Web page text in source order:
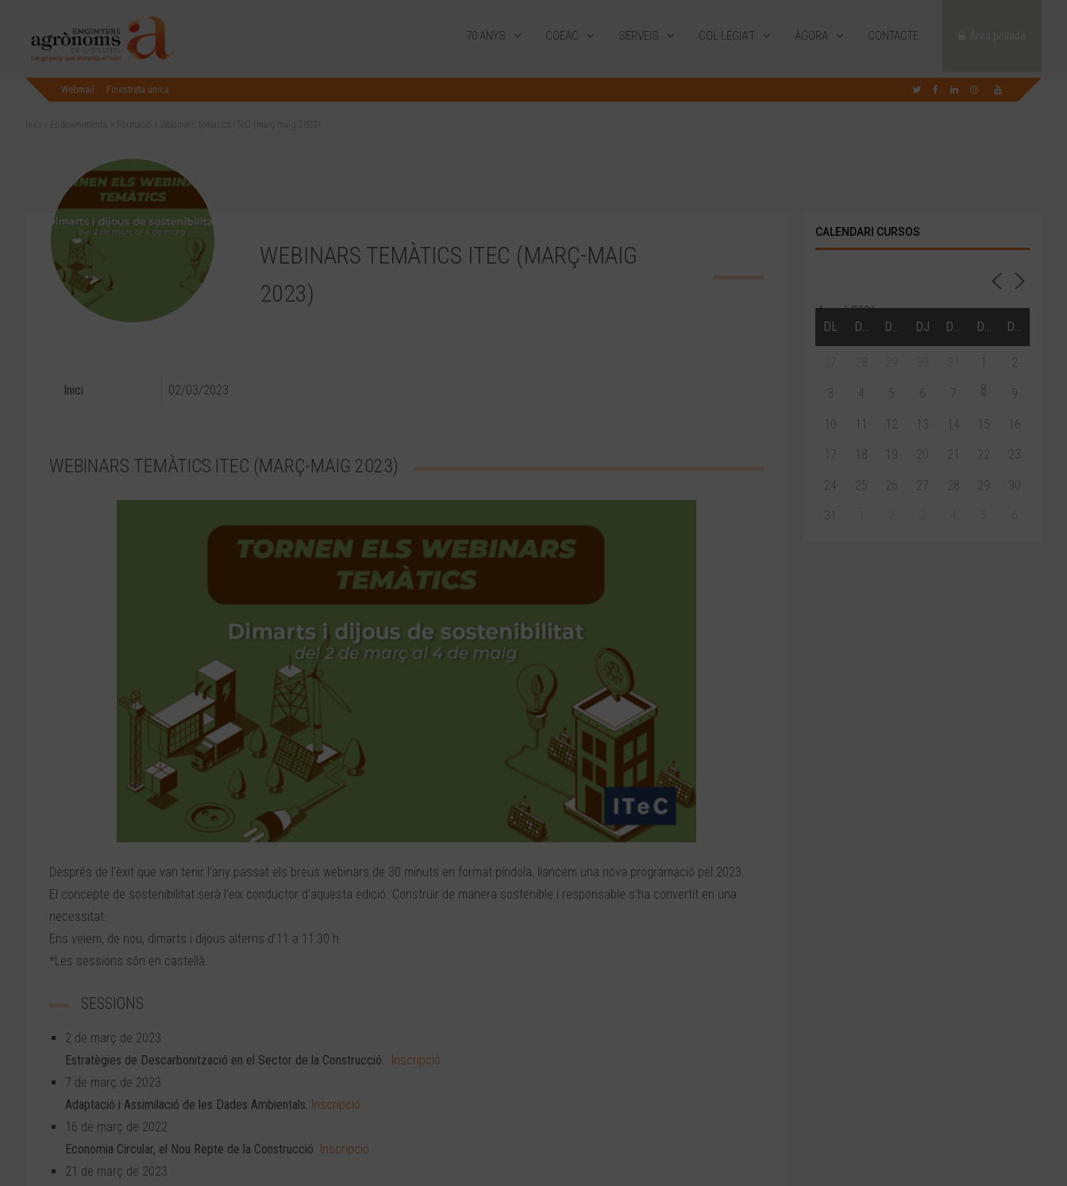
70 ANYS COEAC SERVEIS COL·LEGIA’T ÀGORA CONTACTE
Webmail Finestreta única
WEBINARS TEMÀTICS ITEC (MARÇ-MAIG
2023)
Inici 02/03/2023
WEBINARS TEMÀTICS ITEC (MARÇ-MAIG 2023)
Després de l’èxit que van tenir l’any passat els breus webinars de 30 minuts en format píndola, llancem una nova programació pel 2023.
El concepte de sostenibilitat serà l’eix conductor d’aquesta edició. Construir de manera sostenible i responsable s’ha convertit en una
necessitat.
Ens veiem, de nou, dimarts i dijous alterns d’11 a 11:30 h.
*Les sessions són en castellà.
SESSIONS
2 de març de 2023
Estratègies de Descarbonització en el Sector de la Construcció
Inscripció
7 de març de 2023
Adaptació i Assimilació de les Dades Ambientals. Inscripció
16 de març de 2022
Economia Circular, el Nou Repte de la Construcció Inscripció
21 de març de 2023
CALENDARI CURSOS
Agost 2026
DL
DT DC DJ DV DS DG
1 2
3 4 5 6 7 8 9
10 11 12 13 14 15 16
17 18 19 20 21 22 23
24 25 26 27 28 29 30
31